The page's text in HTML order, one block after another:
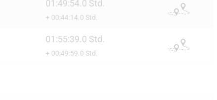
01:49:54.0 Std.
+ 00:44:14.0 Std.
01:55:39.0 Std.
+ 00:49:59.0 Std.